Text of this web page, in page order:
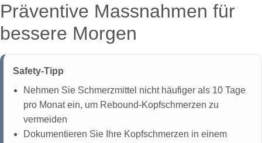
Präventive Massnahmen für
bessere Morgen
Safety-Tipp
Nehmen Sie Schmerzmittel nicht häufiger als 10 Tage
pro Monat ein, um Rebound-Kopfschmerzen zu
vermeiden
Dokumentieren Sie Ihre Kopfschmerzen in einem